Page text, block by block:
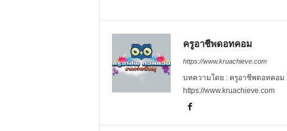
ครูอาชีพดอทคอม
https://www.kruachieve.com
บทความโดย : ครูอาชีพดอทคอม
https://www.kruachieve.com